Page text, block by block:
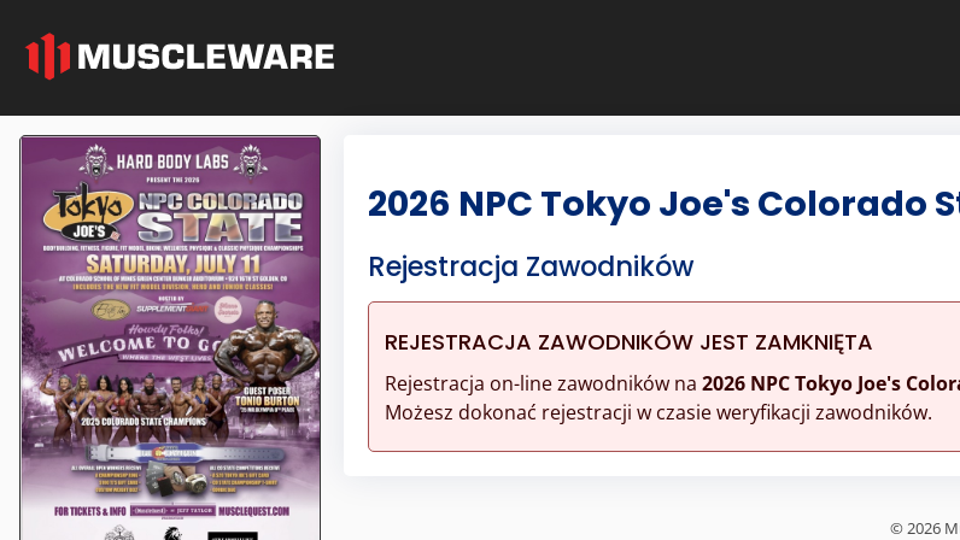
2026 NPC Tokyo Joe's Colorado
Rejestracja Zawodników
REJESTRACJA ZAWODNIKÓW JEST ZAMKNIĘTA
Rejestracja on-line zawodników na 2026 NPC Tokyo Joe's
Możesz dokonać rejestracji w czasie weryfikacji zawodników.
© 2026